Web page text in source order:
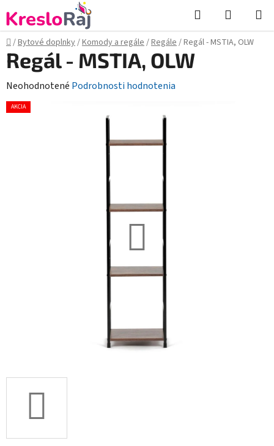
na
obsah
Hľadať
KOŠÍK
Domov
/Bytové doplnky/Komody a regále/Regále/Regál - MSTIA, OLW
Regál - MSTIA, OLW
Priemerné
hodnotenie
Neohodnotené Podrobnosti hodnotenia
AKCIA